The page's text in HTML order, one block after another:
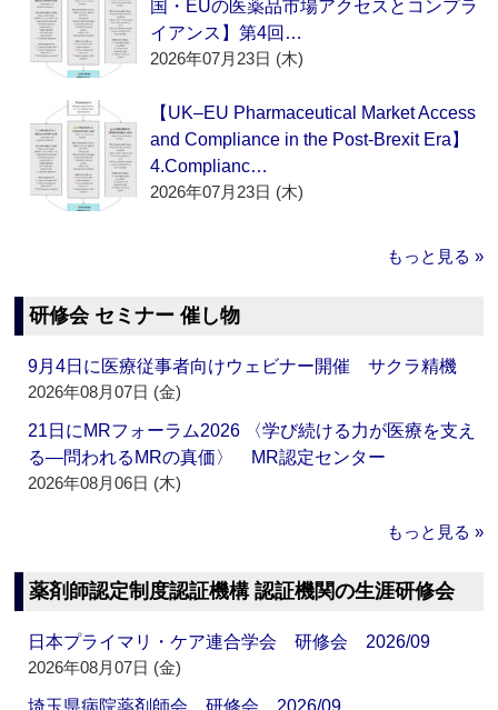
国・EUの医薬品市場アクセスとコンプラ
イアンス】第4回…
2026年07月23日 (木)
【UK–EU Pharmaceutical Market Access
and Compliance in the Post-Brexit Era】
4.Complianc…
2026年07月23日 (木)
もっと見る »
研修会 セミナー 催し物
9月4日に医療従事者向けウェビナー開催 サクラ精機
2026年08月07日 (金)
21日にMRフォーラム2026 〈学び続ける力が医療を支え
る―問われるMRの真価〉 MR認定センター
2026年08月06日 (木)
もっと見る »
薬剤師認定制度認証機構 認証機関の生涯研修会
日本プライマリ・ケア連合学会 研修会 2026/09
2026年08月07日 (金)